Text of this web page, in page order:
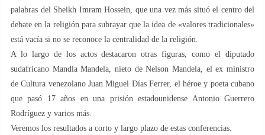
palabras del Sheikh Imram Hossein, que una vez más situó el centro del
debate en la religión para subrayar que la idea de «valores tradicionales»
está vacía si no se reconoce la centralidad de la religión.
A lo largo de los actos destacaron otras figuras, como el diputado
sudafricano Mandla Mandela, nieto de Nelson Mandela, el ex ministro
de Cultura venezolano Juan Miguel Días Ferrer, el héroe y poeta cubano
que pasó 17 años en una prisión estadounidense Antonio Guerrero
Rodríguez y varios más.
Veremos los resultados a corto y largo plazo de estas conferencias.